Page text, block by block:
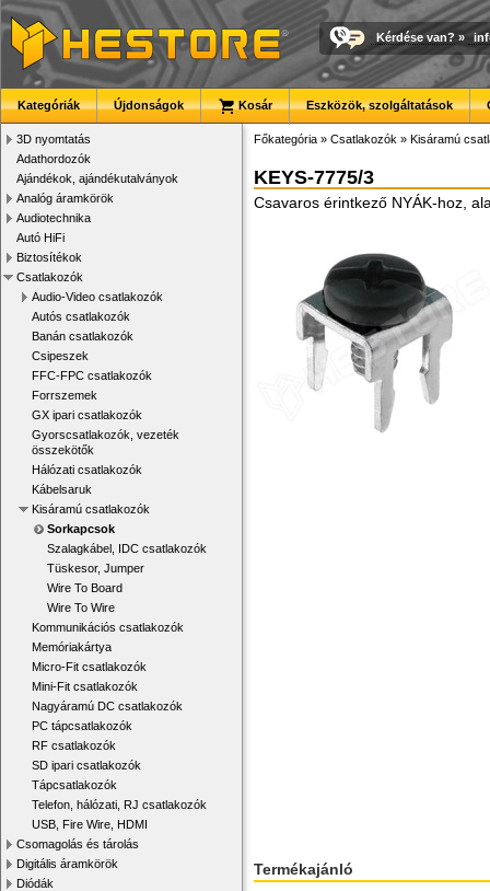
Kérdése van? »
Kategóriák Újdonságok Kosár Eszközök, szolgáltatások
3D nyomtatás
Adathordozók
Ajándékok, ajándékutalványok
Analóg áramkörök
Audiotechnika
Autó HiFi
Biztosítékok
Csatlakozók
Audio-Video csatlakozók
Autós csatlakozók
Banán csatlakozók
Csipeszek
FFC-FPC csatlakozók
Forrszemek
GX ipari csatlakozók
Gyorscsatlakozók, vezeték
összekötők
Hálózati csatlakozók
Kábelsaruk
Kisáramú csatlakozók
Sorkapcsok
Szalagkábel, IDC csatlakozók
Tüskesor, Jumper
Wire To Board
Wire To Wire
Kommunikációs csatlakozók
Memóriakártya
Micro-Fit csatlakozók
Mini-Fit csatlakozók
Nagyáramú DC csatlakozók
PC tápcsatlakozók
RF csatlakozók
SD ipari csatlakozók
Tápcsatlakozók
Telefon, hálózati, RJ csatlakozók
USB, Fire Wire, HDMI
Csomagolás és tárolás
Digitális áramkörök
Diódák
Főkategória » Csatlakozók » Kisáramú
KEYS-7775/3
Csavaros érintkező NYÁK-hoz,
Termékajánló